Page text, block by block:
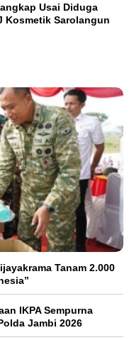
Usai Diduga
Kosmetik Sarolangun
Tanam 2.000
IKPA Sempurna
Jambi 2026